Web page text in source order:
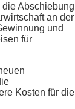
Abschiebung
an der
und
für
Kosten für die